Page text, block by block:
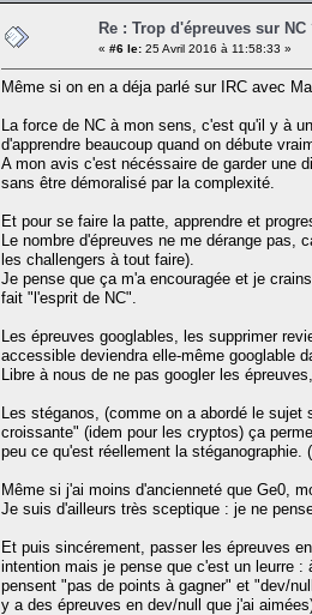
Re : Trop d'épreuves sur NC
« #6 le: 25 Avril 2016 à 11:58:33 »
Même si on en a déja parlé sur IRC avec
La force de NC à mon sens, c'est qu'il y à
d'apprendre beaucoup quand on débute
A mon avis c'est nécéssaire de garder une
sans être démoralisé par la complexité.
Et pour se faire la patte, apprendre et
Le nombre d'épreuves ne me dérange pas,
les challengers à tout faire).
Je pense que ça m'a encouragée et je
fait "l'esprit de NC".
Les épreuves googlables, les supprimer
accessible deviendra elle-même
Libre à nous de ne pas googler les
Les stéganos, (comme on a abordé le
croissante" (idem pour les cryptos) ça
peu ce qu'est réellement la
Même si j'ai moins d'ancienneté que Ge0,
Je suis d'ailleurs très sceptique : je ne
Et puis sincérement, passer les épreuves
intention mais je pense que c'est un leurre
pensent "pas de points à gagner" et "dev/
y a des épreuves en dev/null que j'ai